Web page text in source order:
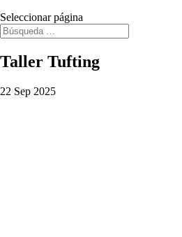
Seleccionar página
Taller Tufting
22 Sep 2025